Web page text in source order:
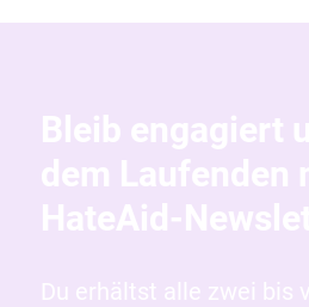
Bleib engagiert
dem Laufenden
HateAid-
Du erhältst alle zwei bis